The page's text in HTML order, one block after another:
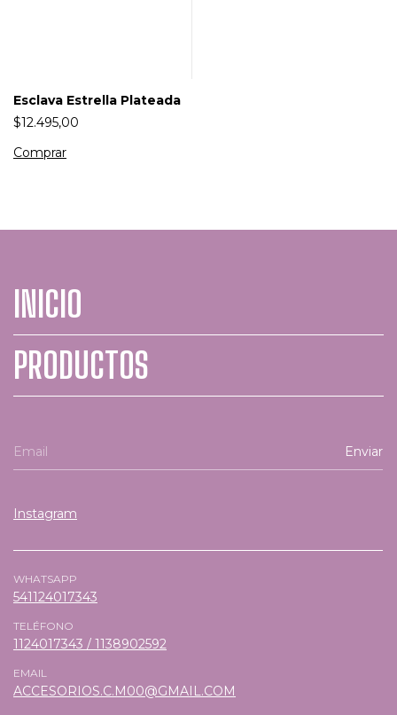
Esclava Estrella Plateada
$12.495,00
INICIO
PRODUCTOS
Instagram
WHATSAPP
541124017343
TELÉFONO
1124017343 / 1138902592
EMAIL
ACCESORIOS.C.M00@GMAIL.COM